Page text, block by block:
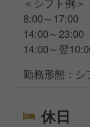
8:00～17:00
14:00～23:00
14:00～翌
勤務形態：シ
休日